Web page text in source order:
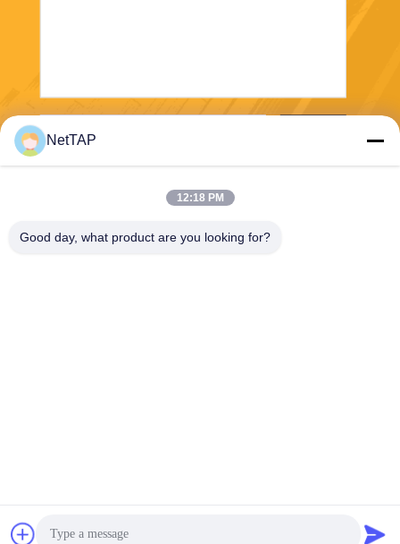
NetTAP
12:18 PM
Good day, what product are you looking for?